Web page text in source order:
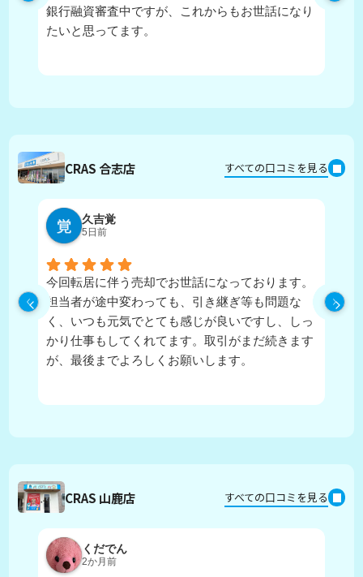
銀行融資審査中ですが、これからもお世話になり
たいと思ってます。
CRAS 合志店 すべての口コミを見る
久吉覚
5日前
今回転居に伴う売却でお世話になっております。
担当者が途中変わっても、引き継ぎ等も問題な
く、いつも元気でとても感じが良いですし、しっ
かり仕事もしてくれてます。取引がまだ続きます
が、最後までよろしくお願いします。
CRAS 山鹿店 すべての口コミを見る
くだでん
2か月前